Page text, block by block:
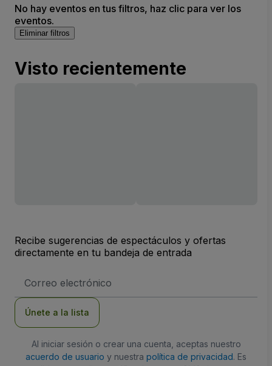
No hay eventos en tus filtros, haz clic para ver los
eventos.
Eliminar filtros
Visto recientemente
Recibe sugerencias de espectáculos y ofertas
directamente en tu bandeja de entrada
de
Únete a la lista
Al iniciar sesión o crear una cuenta, aceptas nuestro
acuerdo de usuario y nuestra política de privacidad. Es